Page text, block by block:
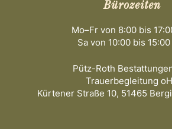
Bürozeiten
Mo–Fr von 8:00 bis
Sa von 10:00 bis
Pütz-Roth
Trauerbegleitung
Kürtener Straße 10, 51465